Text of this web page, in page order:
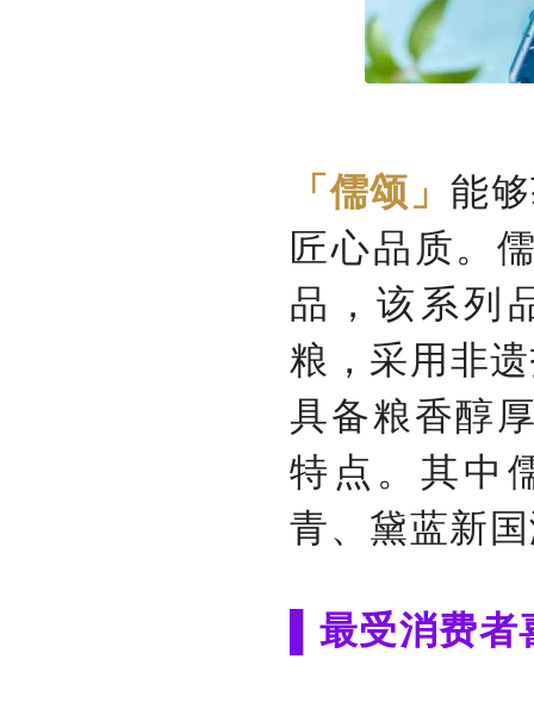
「儒颂」 能
匠心品质。
品，该系列
粮，采用非
具备粮香醇
特点。其中
青、黛蓝新
▌最受消费